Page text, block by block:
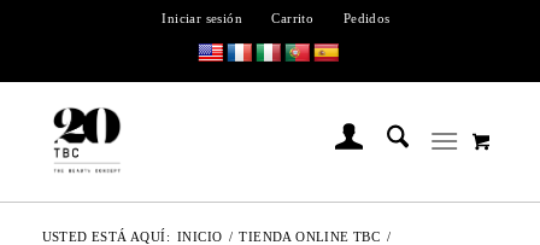
Iniciar sesión Carrito Pedidos
USTED ESTÁ AQUÍ: INICIO / TIENDA ONLINE TBC /